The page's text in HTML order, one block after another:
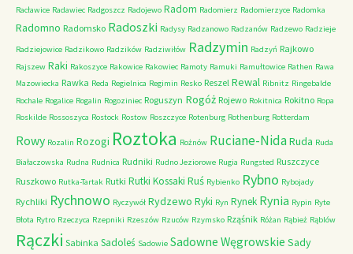
Racławice Radawiec Radgoszcz Radojewo Radom Radomierz Radomierzyce Radomka
Radomno Radomsko Radoszki Radysy Radzanowo Radzanów Radzewo Radzieje
Radziejowice Radzikowo Radzików Radziwiłów Radzymin Radzyń Rajkowo
Rajszew Raki Rakoszyce Rakowice Rakowiec Ramoty Ramuki Ramułtowice Rathen Rawa
Mazowiecka Rawka Reda Regielnica Regimin Resko Reszel Rewal Ribnitz Ringebalde
Rochale Rogalice Rogalin Rogoziniec Roguszyn Rogóż Rojewo Rokitnica Rokitno Ropa
Roskilde Rossoszyca Rostock Rostow Roszczyce Rotenburg Rothenburg Rotterdam
Rowy Rozalin Rozogi Roztoka Rożnów Ruciane-NidaRuda Ruda
Białaczowska Rudna Rudnica Rudniki Rudno Jeziorowe Rugia Rungsted Ruszczyce
Ruszkowo Rutka-Tartak Rutki Rutki Kossaki Ruś Rybienko Rybno Rybojady
Rychliki Rychnowo Ryczywół Rydzewo Ryki Ryn Rynek Rynia Rypin Ryte
Błota Rytro Rzeczyca Rzepniki Rzeszów Rzuców Rzymsko Rząśnik Różan Rąbież Rąblów
Rączki Sabinka Sadoleś Sadowie Sadowne Węgrowskie Sady